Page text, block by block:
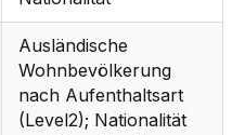
Ausländische
Wohnbevölkerung
nach Aufenthaltsart
(Level2); Nationalität